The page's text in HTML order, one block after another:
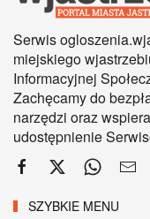
Serwis
miejskiego
Informacyjnej
Zachęcamy do
narzędzi oraz
udostępnienie
SZYBKIE MENU